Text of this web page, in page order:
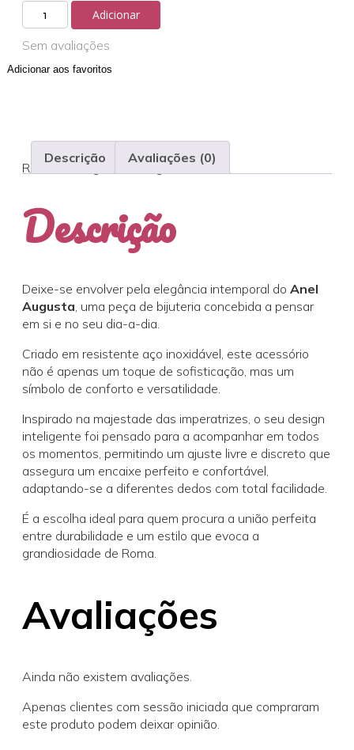
Quantidade
de
Anel
Augusta
Adicionar
Sem avaliações
Adicionar aos favoritos
REF: anel-augusta Categoria: Anéis
Descrição Avaliações (0)
Descrição
Deixe-se envolver pela elegância intemporal do Anel
Augusta, uma peça de bijuteria concebida a pensar
em si e no seu dia-a-dia.
Criado em resistente aço inoxidável, este acessório
não é apenas um toque de sofisticação, mas um
símbolo de conforto e versatilidade.
Inspirado na majestade das imperatrizes, o seu design
inteligente foi pensado para a acompanhar em todos
os momentos, permitindo um ajuste livre e discreto que
assegura um encaixe perfeito e confortável,
adaptando-se a diferentes dedos com total facilidade.
É a escolha ideal para quem procura a união perfeita
entre durabilidade e um estilo que evoca a
grandiosidade de Roma.
Avaliações
Ainda não existem avaliações.
Apenas clientes com sessão iniciada que compraram
este produto podem deixar opinião.